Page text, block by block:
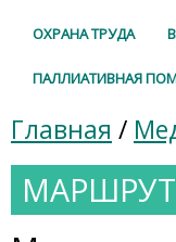
ОХРАНА ТРУДА
ПАЛЛИАТИВНАЯ
Главная /